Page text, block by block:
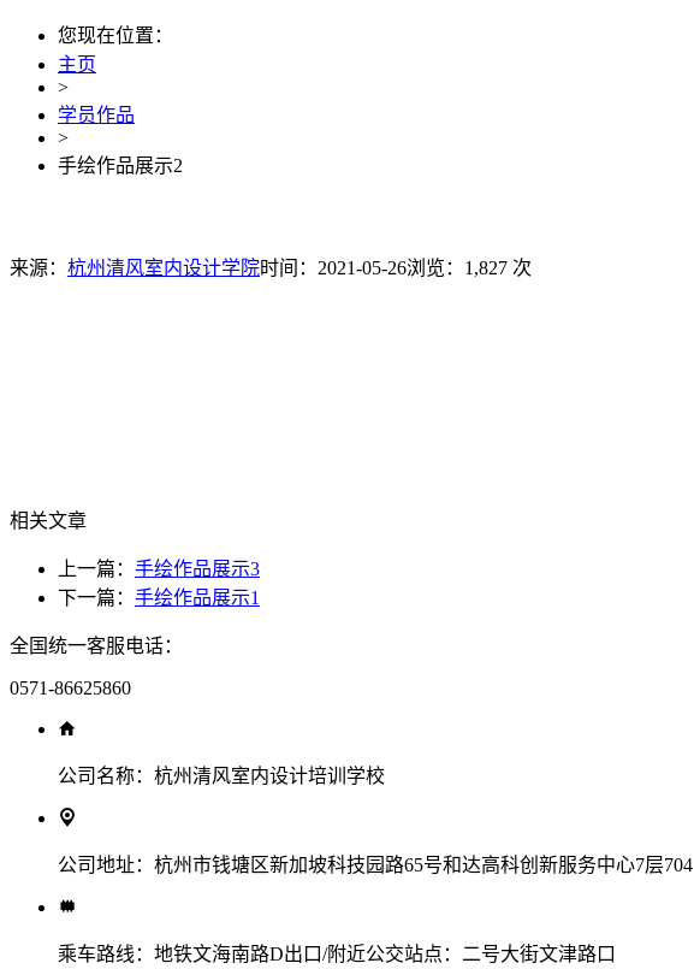
您现在位置：
主页
>
学员作品
>
手绘作品展示2
来源： 杭州清风室内设计学院时间：2021-05-26浏览：1,827 次
相关文章
上一篇： 手绘作品展示3
下一篇： 手绘作品展示1
全国统一客服电话：
0571-86625860
公司名称： 杭州清风室内设计培训学校
公司地址： 杭州市钱塘区新加坡科技园路65号和达高科创新服务中心7层704
乘车路线： 地铁文海南路D出口/附近公交站点：二号大街文津路口